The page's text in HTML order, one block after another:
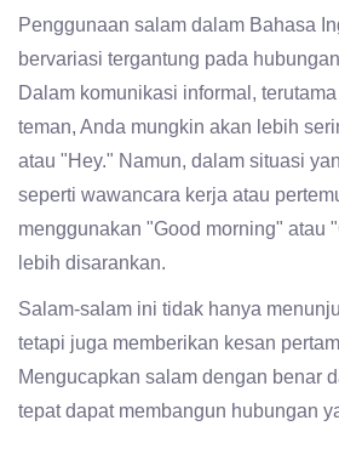
Penggunaan salam dalam Bahasa
bervariasi tergantung pada
Dalam komunikasi informal,
teman, Anda mungkin akan lebih
atau "Hey." Namun, dalam situasi
seperti wawancara kerja atau
menggunakan "Good morning" atau
lebih disarankan.
Salam-salam ini tidak hanya
tetapi juga memberikan kesan
Mengucapkan salam dengan benar
tepat dapat membangun hubungan